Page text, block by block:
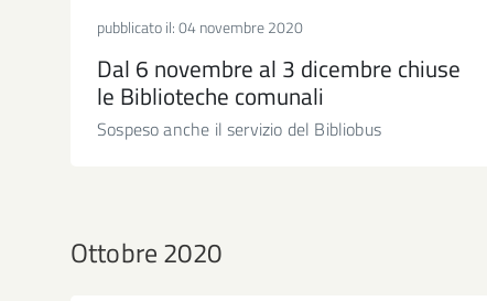
pubblicato il:04 novembre 2020
Dal 6 novembre al 3 dicembre chiuse
le Biblioteche comunali
Sospeso anche il servizio del Bibliobus
Ottobre 2020